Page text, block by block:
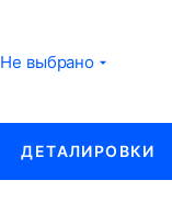
Не выбрано
ДЕТАЛИРОВКИ